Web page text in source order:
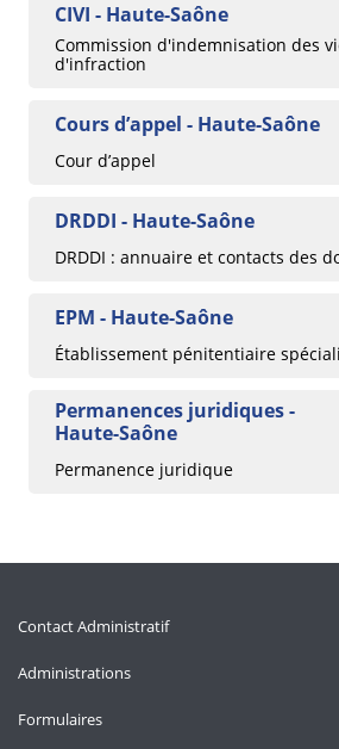
CIVI - Haute-Saône
Commission d'indemnisation des
d'infraction
Cours d’appel - Haute-Saône
Cour d’appel
DRDDI - Haute-Saône
DRDDI : annuaire et contacts des
EPM - Haute-Saône
Établissement pénitentiaire
Permanences juridiques -
Haute-Saône
Permanence juridique
Contact Administratif
Administrations
Formulaires